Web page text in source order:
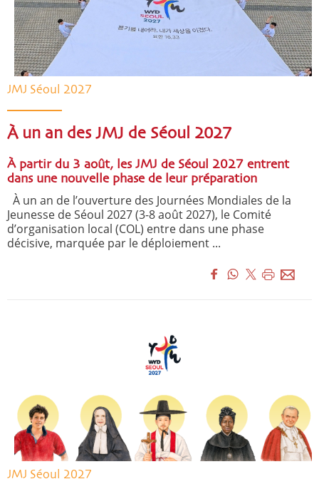
JMJ Séoul 2027
À un an des JMJ de Séoul 2027
À partir du 3 août, les JMJ de Séoul 2027 entrent
dans une nouvelle phase de leur préparation
À un an de l’ouverture des Journées Mondiales de la
Jeunesse de Séoul 2027 (3-8 août 2027), le Comité
d’organisation local (COL) entre dans une phase
décisive, marquée par le déploiement ...
JMJ Séoul 2027